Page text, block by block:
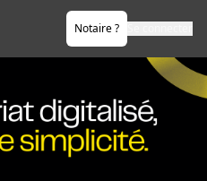
Notaire ?